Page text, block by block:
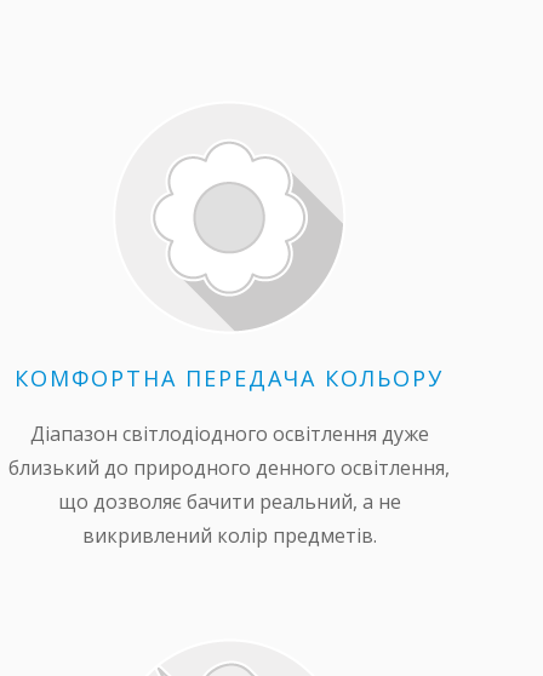
КОМФОРТНА ПЕРЕДАЧА КОЛЬОРУ
Діапазон світлодіодного освітлення дуже
близький до природного денного освітлення,
що дозволяє бачити реальний, а не
викривлений колір предметів.